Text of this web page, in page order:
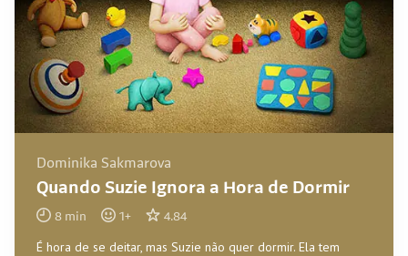
Dominika Sakmarova
Quando Suzie Ignora a Hora de Dormir
8 min 1+ 4.84
É hora de se deitar, mas Suzie não quer dormir. Ela tem